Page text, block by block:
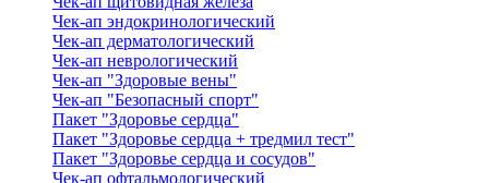
Чек-ап эндокринологический
Чек-ап дерматологический
Чек-ап неврологический
Чек-ап "Здоровые вены"
Чек-ап "Безопасный спорт"
Пакет "Здоровье сердца"
Пакет "Здоровье сердца + тредмил тест"
Пакет "Здоровье сердца и сосудов"
Чек-ап офтальмологический